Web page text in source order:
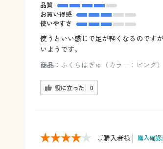
品質
お買い得感
使いやすさ
使うといい感じで足が軽くなるのです
いようです。
商品： ふくらはぎゅ（カラー：ピンク）
役に立った 0
ご購入者様 購入確認